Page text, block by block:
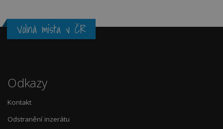
Volná místa v ČR
Odkazy
Kontakt
Odstranění inzerátu